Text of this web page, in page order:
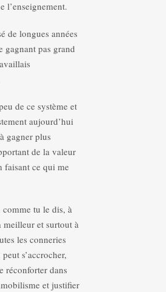
l’enseignement.
de longues années
gagnant pas grand
de ce système et
aujourd’hui
gagner plus
de la valeur
faisant ce qui me
comme tu le dis, à
meilleur et surtout à
les conneries
s’accrocher,
réconforter dans
et justifier